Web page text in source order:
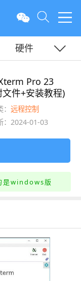
硬件
Pro 23
件+安装教程)
：远程控制
：2024-01-03
是windows版